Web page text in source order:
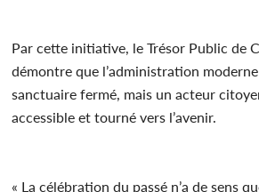
Par cette initiative, le Trésor Public de
démontre que l’administration moderne
sanctuaire fermé, mais un acteur
accessible et tourné vers l’avenir.
« La célébration du passé n’a de sens